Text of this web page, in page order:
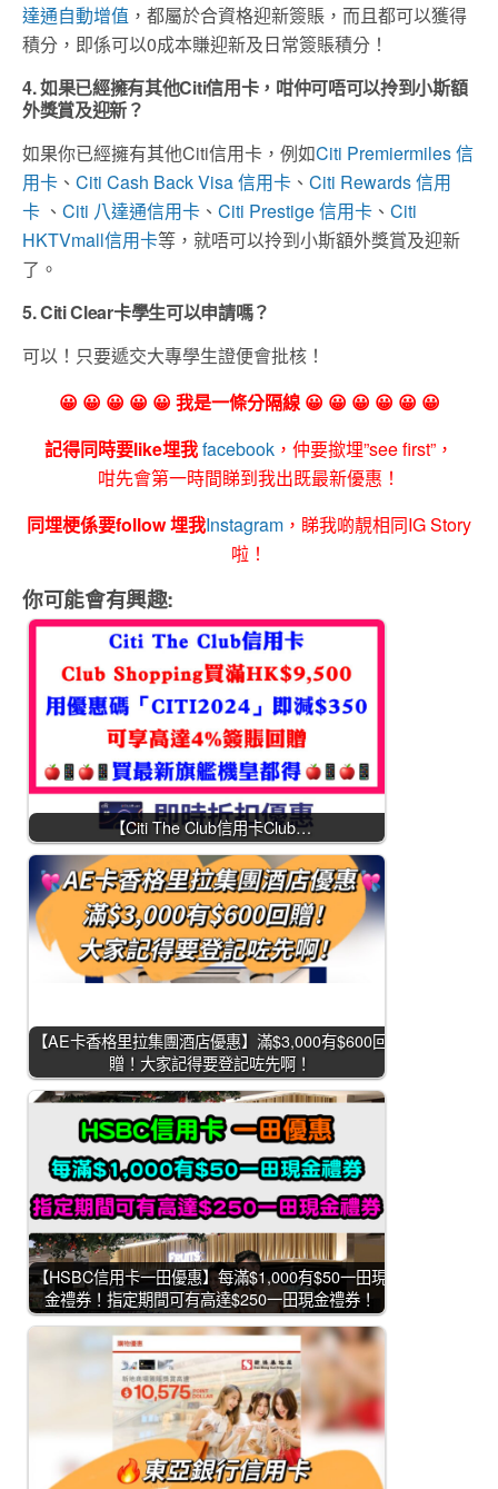
達通自動增值 ，都屬於合資格迎新簽賬，而且都可以獲得
積分，即係可以0成本賺迎新及日常簽賬積分！
4. 如果已經擁有其他Citi信用卡，咁仲可唔可以拎到小斯額
外獎賞及迎新？
如果你已經擁有其他Citi信用卡，例如Citi Premiermiles 信
用卡 、 Citi Cash Back Visa 信用卡 、 Citi Rewards 信用
卡 、 Citi 八達通信用卡 、 Citi Prestige 信用卡 、 Citi
HKTVmall信用卡等，就唔可以拎到小斯額外獎賞及迎新
了。
5. Citi Clear卡學生可以申請嗎？
可以！只要遞交大專學生證便會批核！
😀 😀 😀 😀 😀 我是一條分隔線 😀 😀 😀 😀 😀 😀
記得同時要like埋我facebook ，仲要撳埋”see first”，
咁先會第一時間睇到我出既最新優惠！
同埋梗係要follow 埋我Instagram ，睇我啲靚相同IG Story
啦！
你可能會有興趣:
【Citi The Club信用卡Club…
【AE卡香格里拉集團酒店優惠】滿$3,000有$600回
贈！大家記得要登記咗先啊！
【HSBC信用卡一田優惠】每滿$1,000有$50一田現
金禮券！指定期間可有高達$250一田現金禮券！